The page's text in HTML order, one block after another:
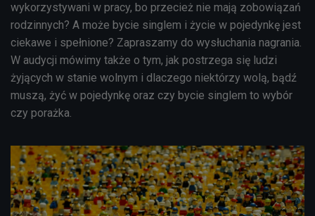
wykorzystywani w pracy, bo przecież nie mają zobowiązań
rodzinnych? A może bycie singlem i życie w pojedynkę jest
ciekawe i spełnione? Zapraszamy do wysłuchania nagrania.
W audycji mówimy także o tym, jak postrzega się ludzi
żyjących w stanie wolnym i dlaczego niektórzy wolą, bądź
muszą, żyć w pojedynkę oraz czy bycie singlem to wybór
czy porażka.